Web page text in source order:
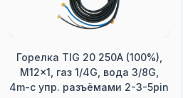
Горелка TIG 20 250A (100%),
M12x1, газ 1/4G, вода 3/8G,
4m-с упр. разъёмами 2-3-5pin